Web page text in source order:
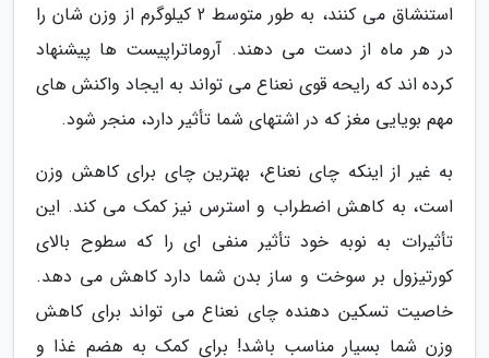
استنشاق می کنند، به طور متوسط 2 کیلوگرم از وزن شان را
در هر ماه از دست می دهند. آروماتراپیست ها پیشنهاد
کرده اند که رایحه قوی نعناع می تواند به ایجاد واکنش های
مهم بویایی مغز که در اشتهای شما تأثیر دارد، منجر شود.
به غیر از اینکه چای نعناع، بهترین چای برای کاهش وزن
است، به کاهش اضطراب و استرس نیز کمک می کند. این
تأثیرات به نوبه خود تأثیر منفی ای را که سطوح بالای
کورتیزول بر سوخت و ساز بدن شما دارد کاهش می دهد.
خاصیت تسکین دهنده چای نعناع می تواند برای کاهش
وزن شما بسیار مناسب باشد! برای کمک به هضم غذا و